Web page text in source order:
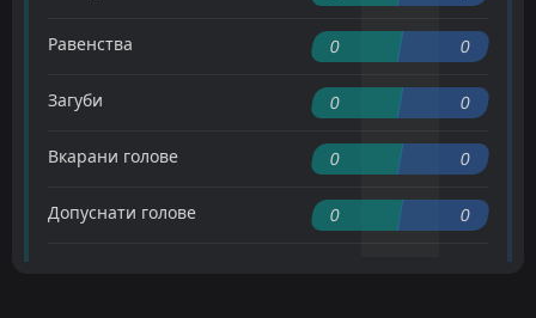
Равенства 0 0
Загуби 0 0
Вкарани голове 0 0
Допуснати голове 0 0